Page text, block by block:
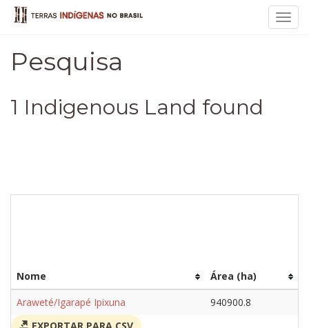
Pesquisa
1 Indigenous Land found
Nome
Área (ha)
Araweté/Igarapé Ipixuna
940900.8